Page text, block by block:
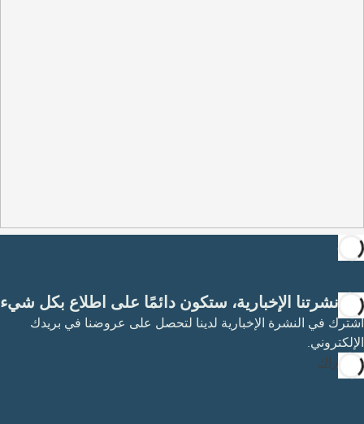
مع نشرتنا الإخبارية، ستكون دائمًا على اطلاع بكل شيء
اشترك في النشرة الإخبارية لدينا لتحصل على عروضنا في بريدك
الإلكتروني.
الاشتراك